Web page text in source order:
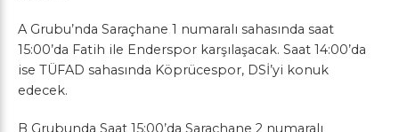
A Grubu’nda Saraçhane 1 numaralı sahasında saat
15:00’da Fatih ile Enderspor karşılaşacak. Saat 14:00’da
ise TÜFAD sahasında Köprücespor, DSİ’yi konuk
edecek.
B Grubunda Saat 15:00’da Saraçhane 2 numaralı